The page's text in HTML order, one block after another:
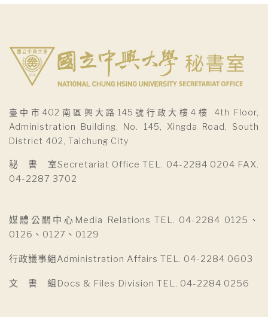
臺中市402南區興大路145號行政大樓4樓 4th Floor,
Administration Building, No. 145, Xingda Road, South
District 402, Taichung City
秘 書 室Secretariat Office TEL. 04-2284 0204 FAX.
04-2287 3702
媒體公關中心Media Relations TEL. 04-2284 0125、
0126、0127、0129
行政議事組Administration Affairs TEL. 04-2284 0603
文 書 組Docs & Files Division TEL. 04-2284 0256